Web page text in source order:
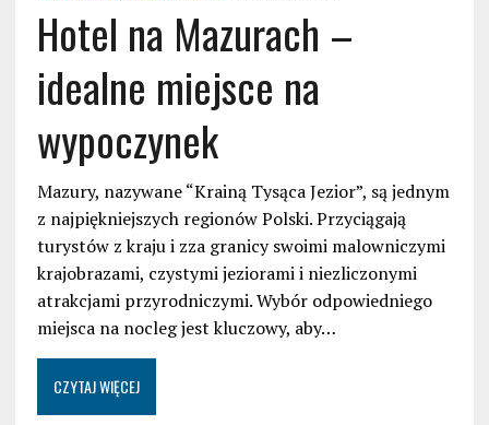
Hotel na Mazurach –
idealne miejsce na
wypoczynek
Mazury, nazywane “Krainą Tysąca Jezior”, są jednym
z najpiękniejszych regionów Polski. Przyciągają
turystów z kraju i zza granicy swoimi malowniczymi
krajobrazami, czystymi jeziorami i niezliczonymi
atrakcjami przyrodniczymi. Wybór odpowiedniego
miejsca na nocleg jest kluczowy, aby…
CZYTAJ WIĘCEJ